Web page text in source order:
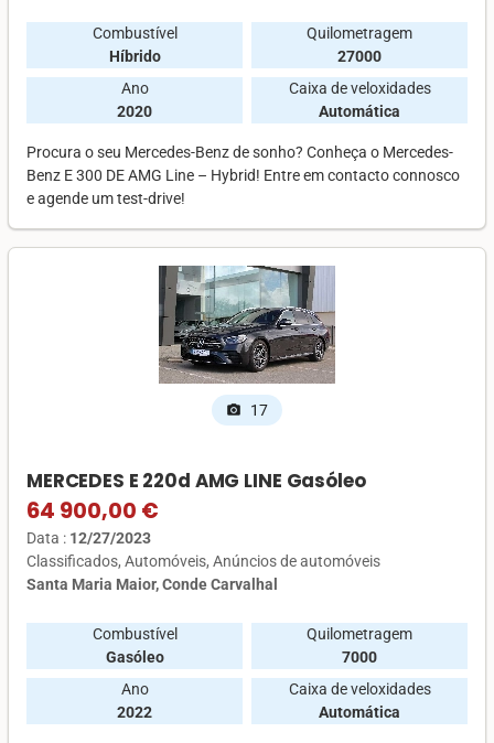
Combustível
Híbrido
Quilometragem
27000
Ano
2020
Caixa de veloxidades
Automática
Procura o seu Mercedes-Benz de sonho? Conheça o Mercedes-
Benz E 300 DE AMG Line – Hybrid! Entre em contacto connosco
e agende um test-drive!
photo_camera 17
MERCEDES E 220d AMG LINE Gasóleo
64 900,00 €
Data : 12/27/2023
Classificados Automóveis Anúncios de automóveis
Santa Maria Maior, Conde Carvalhal
Combustível
Gasóleo
Quilometragem
7000
Ano
2022
Caixa de veloxidades
Automática